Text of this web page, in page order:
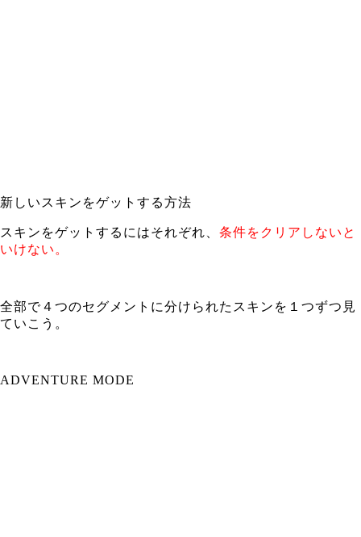
新しいスキンをゲットする方法
スキンをゲットするにはそれぞれ、 条件をクリアしないと
いけない。
全部で４つのセグメントに分けられたスキンを１つずつ見
ていこう。
ADVENTURE MODE